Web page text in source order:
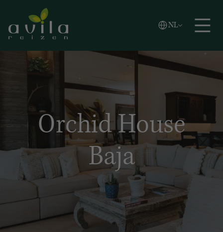
Zoeken
NL
Vlaams
English
Orchid House
Baja